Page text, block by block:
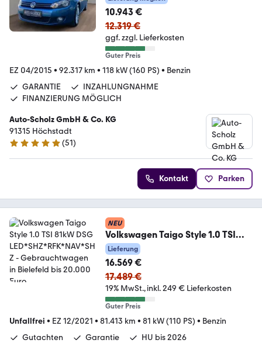
10.943 €
12.319 €
ggf. zzgl. Lieferkosten
Guter Preis
EZ 04/2015 • 92.317 km • 118 kW (160 PS) • Benzin
GARANTIE
INZAHLUNGNAHME
FINANZIERUNG MÖGLICH
Auto-Scholz GmbH & Co. KG
91315 Höchstadt
4.8 Sterne
(51)
Kontakt Parken
NEU
Volkswagen Taigo Style 1.0 TSI
81kW DSG
LED*SHZ*RFK*NAV*SHZ
Lieferung
16.569 €
17.489 €
19% MwSt. inkl. 249 € Lieferkosten
Guter Preis
Unfallfrei • EZ 12/2021 • 81.413 km • 81 kW (110 PS) • Benzin
Gutachten
Garantie HU bis 2026